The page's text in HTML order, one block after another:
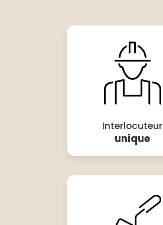
Interlocuteur
unique